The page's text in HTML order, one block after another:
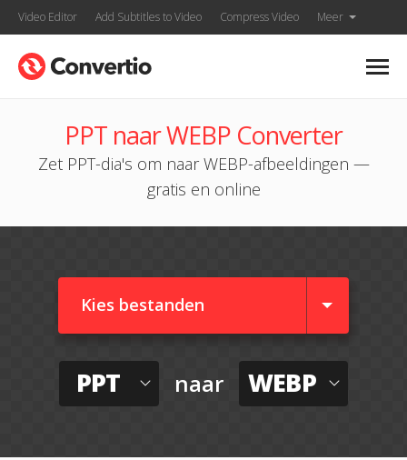
Video Editor Add Subtitles to Video Compress Video Meer
PPT naar WEBP Converter
Zet PPT-dia's om naar WEBP-afbeeldingen —
gratis en online
Kies bestanden
PPT naar WEBP